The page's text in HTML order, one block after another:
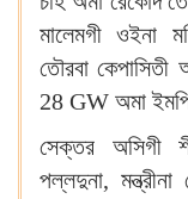
মালেমগী ওইনা
তৌরবা
28 GW অমা
সেক্তর অসিগী
পল্লদুনা,